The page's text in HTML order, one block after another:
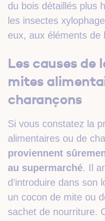
du bois détaillés plus
les insectes
eux, aux éléments de
Les causes de
mites
charançons
Si vous constatez la
alimentaires ou de
proviennent
au supermarché. Il
d’introduire dans son
un cocon de mite ou
sachet de nourriture.